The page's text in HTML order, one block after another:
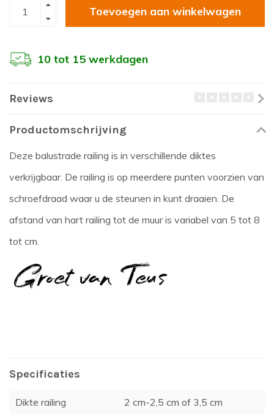
Toevoegen aan winkelwagen
10 tot 15 werkdagen
Reviews
Productomschrijving
Deze balustrade railing is in verschillende diktes
verkrijgbaar. De railing is op meerdere punten voorzien van
schroefdraad waar u de steunen in kunt draaien. De
afstand van hart railing tot de muur is variabel van 5 tot 8
tot cm.
Specificaties
Dikte railing 2 cm-2,5 cm of 3,5 cm